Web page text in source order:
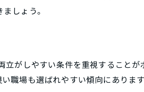
人を選ぶ理由
アルバイトの探し方
人福利厚生の実態
しょう。
がしやすい条件を重視すること
職場も選ばれやすい傾向にあります